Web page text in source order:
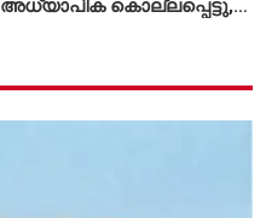
അധ്യാപിക കൊല്ലപ്പെട്ടു,